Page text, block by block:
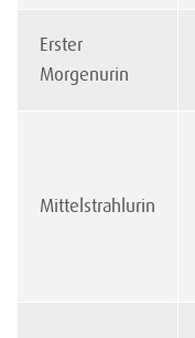
Erster
Morgenurin
Mittelstrahlurin